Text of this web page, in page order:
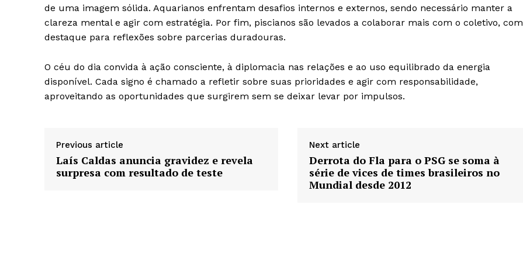
de uma imagem sólida. Aquarianos enfrentam desafios internos e externos, sendo necessário manter a
clareza mental e agir com estratégia. Por fim, piscianos são levados a colaborar mais com o coletivo, com
destaque para reflexões sobre parcerias duradouras.
O céu do dia convida à ação consciente, à diplomacia nas relações e ao uso equilibrado da energia
disponível. Cada signo é chamado a refletir sobre suas prioridades e agir com responsabilidade,
aproveitando as oportunidades que surgirem sem se deixar levar por impulsos.
Previous article
Laís Caldas anuncia gravidez e revela
surpresa com resultado de teste
Next article
Derrota do Fla para o PSG se soma à
série de vices de times brasileiros no
Mundial desde 2012